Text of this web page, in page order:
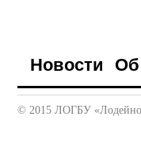
Новости Об
© 2015 ЛОГБУ